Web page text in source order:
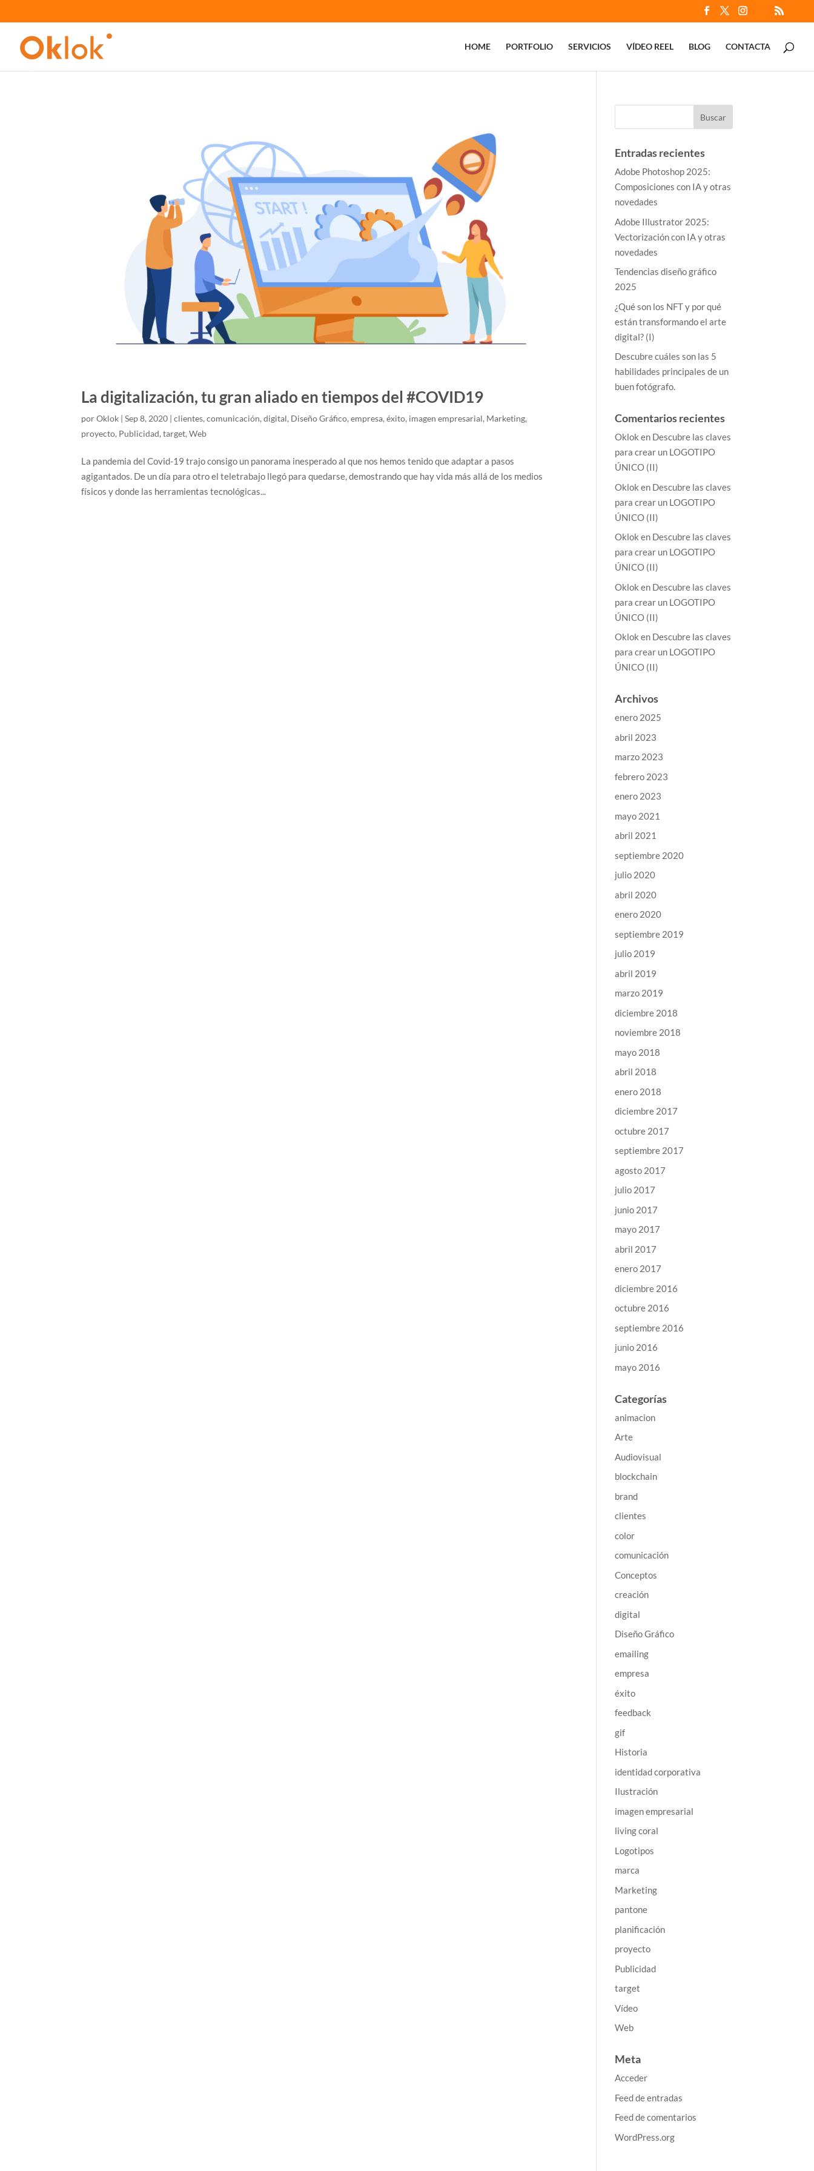
HOME PORTFOLIO SERVICIOS VÍDEO REEL BLOG CONTACTA
La digitalización, tu gran aliado en tiempos del #COVID19
porOklok |Sep 8, 2020 |clientes,comunicación,digital, Diseño Gráfico,empresa,éxito, imagen empresarial, Marketing,
proyecto, Publicidad,target,Web
La pandemia del Covid-19 trajo consigo un panorama inesperado al que nos hemos tenido que adaptar a pasos
agigantados. De un día para otro el teletrabajo llegó para quedarse, demostrando que hay vida más allá de los medios
físicos y donde las herramientas tecnológicas...
Entradas recientes
Adobe Photoshop 2025:
Composiciones con IA y otras
novedades
Adobe Illustrator 2025:
Vectorización con IA y otras
novedades
Tendencias diseño gráfico
2025
¿Qué son los NFT y por qué
están transformando el arte
digital? (I)
Descubre cuáles son las 5
habilidades principales de un
buen fotógrafo.
Comentarios recientes
Oklok en Descubre las claves
para crear un LOGOTIPO
ÚNICO (II)
Oklok en Descubre las claves
para crear un LOGOTIPO
ÚNICO (II)
Oklok en Descubre las claves
para crear un LOGOTIPO
ÚNICO (II)
Oklok en Descubre las claves
para crear un LOGOTIPO
ÚNICO (II)
Oklok en Descubre las claves
para crear un LOGOTIPO
ÚNICO (II)
Archivos
enero 2025
abril 2023
marzo 2023
febrero 2023
enero 2023
mayo 2021
abril 2021
septiembre 2020
julio 2020
abril 2020
enero 2020
septiembre 2019
julio 2019
abril 2019
marzo 2019
diciembre 2018
noviembre 2018
mayo 2018
abril 2018
enero 2018
diciembre 2017
octubre 2017
septiembre 2017
agosto 2017
julio 2017
junio 2017
mayo 2017
abril 2017
enero 2017
diciembre 2016
octubre 2016
septiembre 2016
junio 2016
mayo 2016
Categorías
animacion
Arte
Audiovisual
blockchain
brand
clientes
color
comunicación
Conceptos
creación
digital
Diseño Gráfico
emailing
empresa
éxito
feedback
gif
Historia
identidad corporativa
Ilustración
imagen empresarial
living coral
Logotipos
marca
Marketing
pantone
planificación
proyecto
Publicidad
target
Vídeo
Web
Meta
Acceder
Feed de entradas
Feed de comentarios
WordPress.org